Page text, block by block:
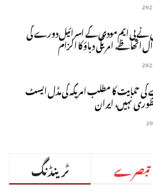
نے پی ایم مودی کے اسرائیل دورے کی
اٹھاظے، امریکی دباؤ کا الزام
حمایت کا مطلب امریکہ کی مڈل ایسٹ
نہیں، ایران
ٹرینڈنگ تبصرے